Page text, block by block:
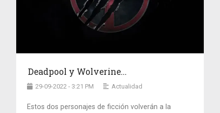
Deadpool y Wolverine...
29-09-2022 - 3:21 PM Actualidad
Estos dos personajes de ficción volverán a la